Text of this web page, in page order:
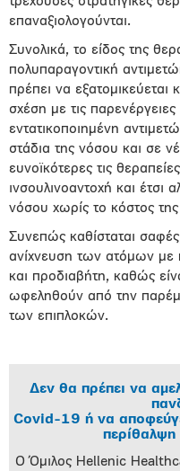
επαναξιολογούνται.
Συνολικά, το είδος της
πολυπαραγοντική
πρέπει να εξατομικεύεται
σχέση με τις
εντατικοποιημένη
στάδια της νόσου και σε
ευνοϊκότερες τις
ινσουλινοαντοχή και έτσι
νόσου χωρίς το κόστος της
Συνεπώς καθίσταται σαφές,
ανίχνευση των ατόμων με
και προδιαβήτη, καθώς
ωφεληθούν από την
των επιπλοκών.
Δεν θα πρέπει να
Covid-19 ή να
περίθαλψη
Ο Όμιλος Hellenic